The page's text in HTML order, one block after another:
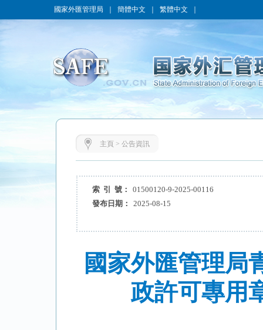
國家外匯管理局 簡體中文 繁體中文
主頁 > 公告資訊
索 引 號：
01500120-9-2025-00116
發布日期：
2025-08-15
國家外匯管理局
政許可專用